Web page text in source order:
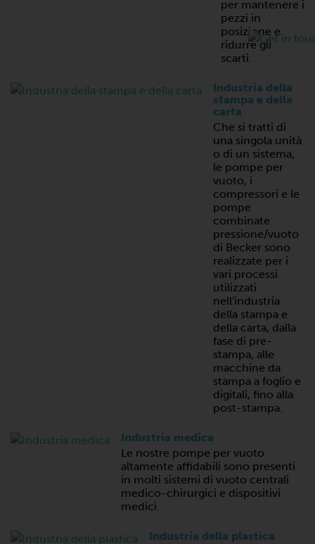
per mantenere i
pezzi in
posizione e
ridurre gli
scarti.
Industria della
stampa e della
carta
Che si tratti di
una singola unità
o di un sistema,
le pompe per
vuoto, i
compressori e le
pompe
combinate
pressione/vuoto
di Becker sono
realizzate per i
vari processi
utilizzati
nell'industria
della stampa e
della carta, dalla
fase di pre-
stampa, alle
macchine da
stampa a foglio e
digitali, fino alla
post-stampa.
Industria medica
Le nostre pompe per vuoto
altamente affidabili sono presenti
in molti sistemi di vuoto centrali
medico-chirurgici e dispositivi
medici.
Industria della plastica